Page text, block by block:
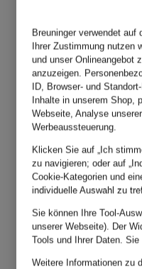
Breuninger verwendet auf
Ihrer Zustimmung nutzen
und unser Onlineangebot
anzuzeigen.
ID, Browser- und
Inhalte in unserem Shop,
Webseite, Analyse
Werbeaussteuerung.
Klicken Sie auf „Ich
zu navigieren; oder auf
Cookie-Kategorien und
individuelle Auswahl zu
Sie können Ihre Tool-
unserer Webseite). Der
Tools und Ihrer Daten. Sie
Weitere Informationen zu